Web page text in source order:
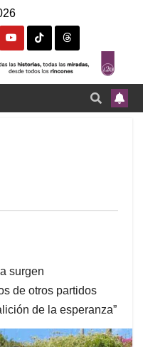
surgen
de otros partidos
de la esperanza”